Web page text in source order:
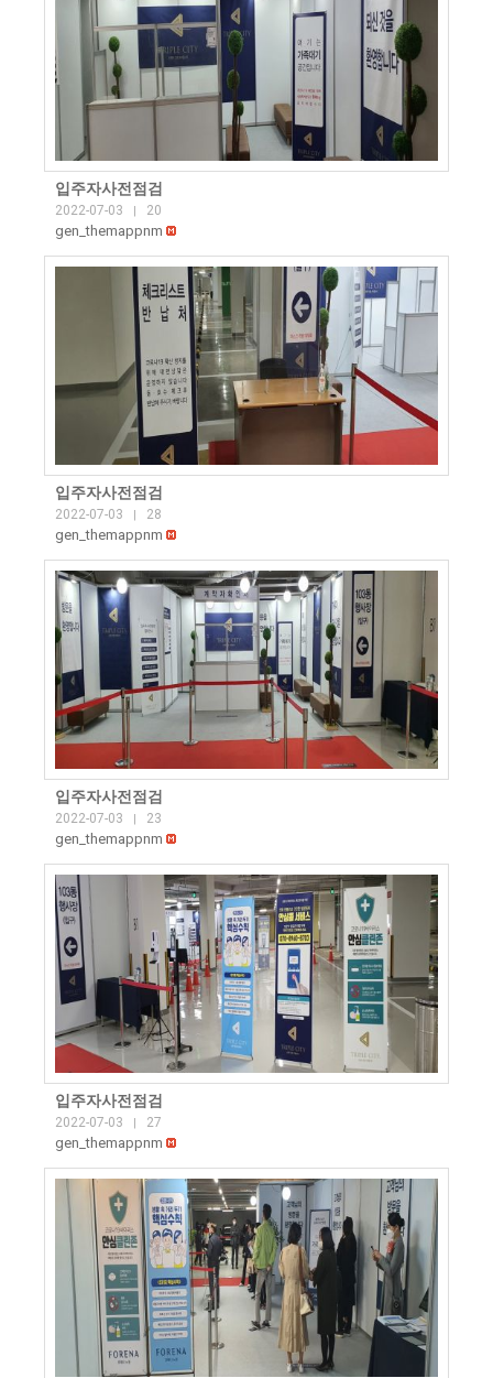
입주자사전점검
2022-07-03 20
gen_themappnm
입주자사전점검
2022-07-03 28
gen_themappnm
입주자사전점검
2022-07-03 23
gen_themappnm
입주자사전점검
2022-07-03 27
gen_themappnm